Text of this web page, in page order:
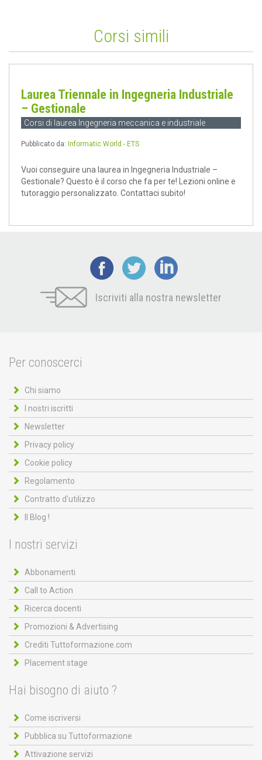
Corsi simili
Laurea Triennale in Ingegneria Industriale
– Gestionale
Corsi di laurea Ingegneria meccanica e industriale
Pubblicato da: Informatic World - ETS
Vuoi conseguire una laurea in Ingegneria Industriale –
Gestionale? Questo è il corso che fa per te! Lezioni online e
tutoraggio personalizzato. Contattaci subito!
Iscriviti alla nostra newsletter
Per conoscerci
Chi siamo
I nostri iscritti
Newsletter
Privacy policy
Cookie policy
Regolamento
Contratto d'utilizzo
Il Blog !
I nostri servizi
Abbonamenti
Call to Action
Ricerca docenti
Promozioni & Advertising
Crediti Tuttoformazione.com
Placement stage
Hai bisogno di aiuto ?
Come iscriversi
Pubblica su Tuttoformazione
Attivazione servizi